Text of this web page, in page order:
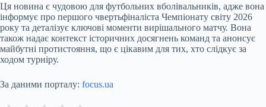
Ця новина є чудовою для футбольних вболівальників, адже вона
інформує про першого чвертьфіналіста Чемпіонату світу 2026
року та деталізує ключові моменти вирішального матчу. Вона
також надає контекст історичних досягнень команд та анонсує
майбутні протистояння, що є цікавим для тих, хто слідкує за
ходом турніру.
За даними порталу: focus.ua